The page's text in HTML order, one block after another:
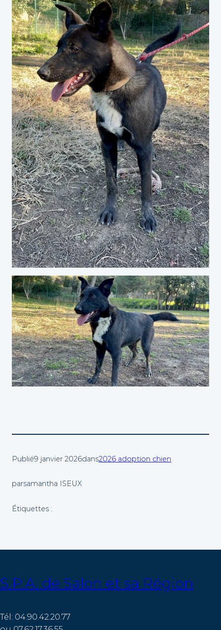
Publié9 janvier 2026dans2026 adoption chien
parsamantha ISEUX
Étiquettes :
S.P.A. de Salon et sa Région
Tél: 04.90.42.20.77